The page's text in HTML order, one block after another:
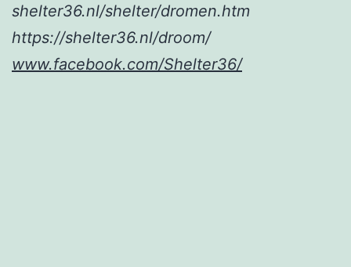
shelter36.nl/shelter/dromen.htm
https://shelter36.nl/droom/
www.facebook.com/Shelter36/